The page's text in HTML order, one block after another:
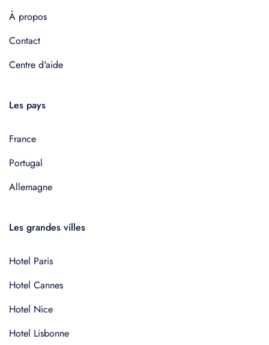
À propos
Contact
Centre d'aide
Les pays
France
Portugal
Allemagne
Les grandes villes
Hotel Paris
Hotel Cannes
Hotel Nice
Hotel Lisbonne